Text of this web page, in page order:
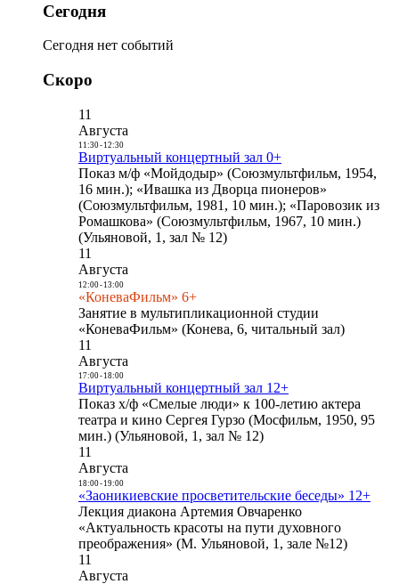
Сегодня
Сегодня нет событий
Скоро
11
Августа
11:30- 12:30
Виртуальный концертный зал 0+
Показ м/ф «Мойдодыр» (Союзмультфильм, 1954,
16 мин.); «Ивашка из Дворца пионеров»
(Союзмультфильм, 1981, 10 мин.); «Паровозик из
Ромашкова» (Союзмультфильм, 1967, 10 мин.)
(Ульяновой, 1, зал № 12)
11
Августа
12:00- 13:00
«КоневаФильм» 6+
Занятие в мультипликационной студии
«КоневаФильм» (Конева, 6, читальный зал)
11
Августа
17:00- 18:00
Виртуальный концертный зал 12+
Показ х/ф «Смелые люди» к 100-летию актера
театра и кино Сергея Гурзо (Мосфильм, 1950, 95
мин.) (Ульяновой, 1, зал № 12)
11
Августа
18:00- 19:00
«Заоникиевские просветительские беседы» 12+
Лекция диакона Артемия Овчаренко
«Актуальность красоты на пути духовного
преображения» (М. Ульяновой, 1, зале №12)
11
Августа